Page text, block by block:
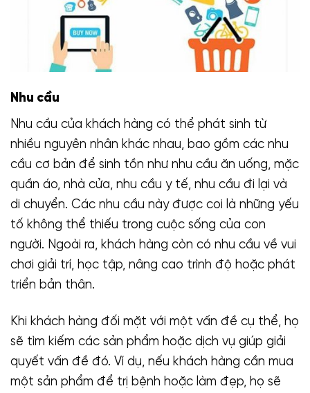
Nhu cầu
Nhu cầu của khách hàng có thể phát sinh từ
nhiều nguyên nhân khác nhau, bao gồm các nhu
cầu cơ bản để sinh tồn như nhu cầu ăn uống, mặc
quần áo, nhà cửa, nhu cầu y tế, nhu cầu đi lại và
di chuyển. Các nhu cầu này được coi là những yếu
tố không thể thiếu trong cuộc sống của con
người. Ngoài ra, khách hàng còn có nhu cầu về vui
chơi giải trí, học tập, nâng cao trình độ hoặc phát
triển bản thân.
Khi khách hàng đối mặt với một vấn đề cụ thể, họ
sẽ tìm kiếm các sản phẩm hoặc dịch vụ giúp giải
quyết vấn đề đó. Ví dụ, nếu khách hàng cần mua
một sản phẩm để trị bệnh hoặc làm đẹp, họ sẽ